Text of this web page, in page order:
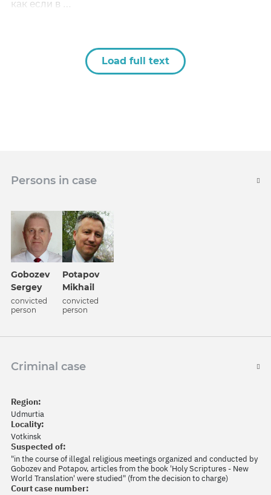
как если в …
Load full text
Persons in case
Gobozev
Sergey
convicted
person
Potapov
Mikhail
convicted
person
Criminal case
Region:
Udmurtia
Locality:
Votkinsk
Suspected of:
"in the course of illegal religious meetings organized and conducted by
Gobozev and Potapov, articles from the book 'Holy Scriptures - New
World Translation' were studied" (from the decision to charge)
Court case number: